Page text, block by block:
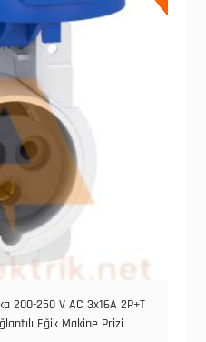
200-250 V AC 3x16A 2P+T
Eğik Makine Prizi